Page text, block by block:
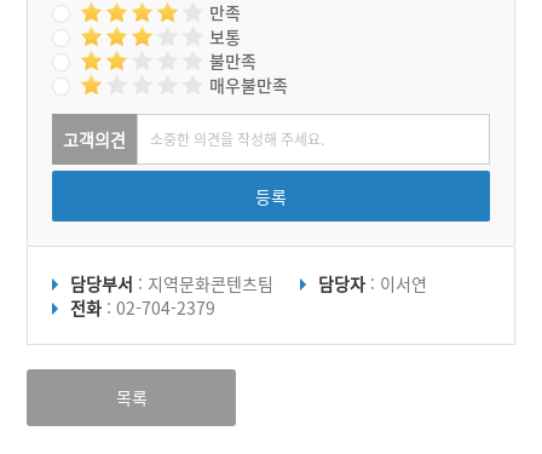
만족
보통
불만족
매우불만족
고객의견
등록
담당부서 : 지역문화콘텐츠팀 담당자 : 이서연
전화 : 02-704-2379
목록